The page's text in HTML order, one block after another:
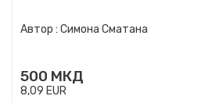
Автор : Симона Сматана
500 МКД
8,09 EUR